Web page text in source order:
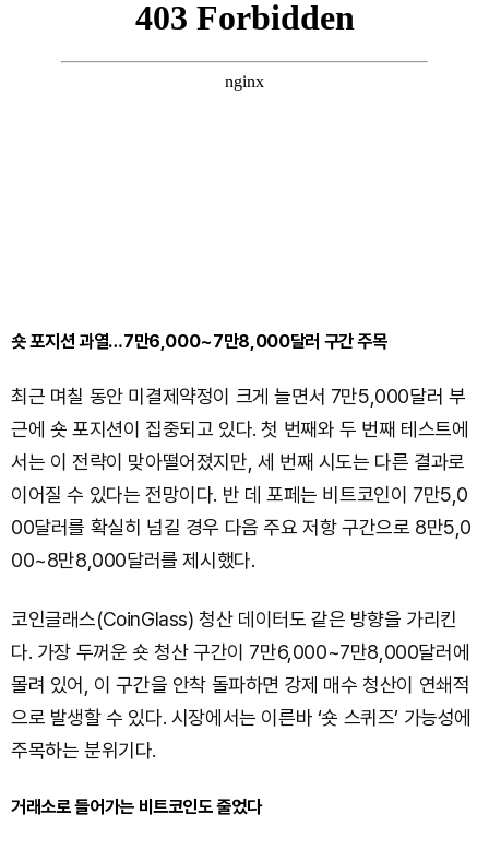
숏 포지션 과열…7만6,000~7만8,000달러 구간 주목
최근 며칠 동안 미결제약정이 크게 늘면서 7만5,000달러 부
근에 숏 포지션이 집중되고 있다. 첫 번째와 두 번째 테스트에
서는 이 전략이 맞아떨어졌지만, 세 번째 시도는 다른 결과로
이어질 수 있다는 전망이다. 반 데 포페는 비트코인이 7만5,0
00달러를 확실히 넘길 경우 다음 주요 저항 구간으로 8만5,0
00~8만8,000달러를 제시했다.
코인글래스(CoinGlass) 청산 데이터도 같은 방향을 가리킨
다. 가장 두꺼운 숏 청산 구간이 7만6,000~7만8,000달러에
몰려 있어, 이 구간을 안착 돌파하면 강제 매수 청산이 연쇄적
으로 발생할 수 있다. 시장에서는 이른바 ‘숏 스퀴즈’ 가능성에
주목하는 분위기다.
거래소로 들어가는 비트코인도 줄었다